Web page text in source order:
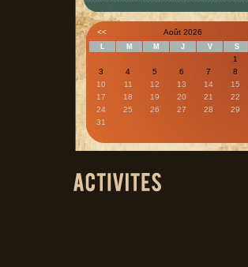
<< Août 2026
L M M J V S
1
3
4 5 6 7 8
10
11 12 13 14 15
17
18 19 20 21 22
24
25 26 27 28 29
31